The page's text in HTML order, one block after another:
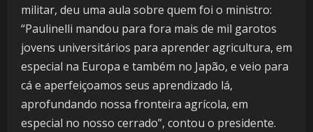
militar, deu uma aula sobre quem foi o ministro:
“Paulinelli mandou para fora mais de mil garotos
jovens universitários para aprender agricultura, em
especial na Europa e também no Japão, e veio para
cá e aperfeiçoamos seus aprendizado lá,
aprofundando nossa fronteira agrícola, em
especial no nosso cerrado”, contou o presidente.